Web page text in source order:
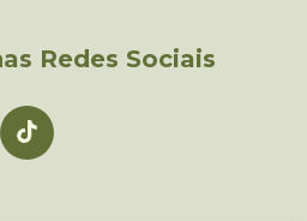
Redes Sociais